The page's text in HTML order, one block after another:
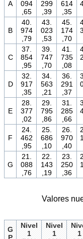
A
094
,65
299
,39
614
,35
B
40.
974
,79
43.
023
,53
45.
174
,70
C
37.
854
,95
39.
747
,70
41.
735
,08
D
32.
917
,35
34.
563
,21
36.
291
,37
E
28.
377
,02
29.
795
,86
31.
285
,66
F
24.
462
,95
25.
686
,10
26.
970
,40
G
21.
088
,76
22.
143
,19
23.
250
,36
Valores
G
P
Nivel
1
Nivel
1
1